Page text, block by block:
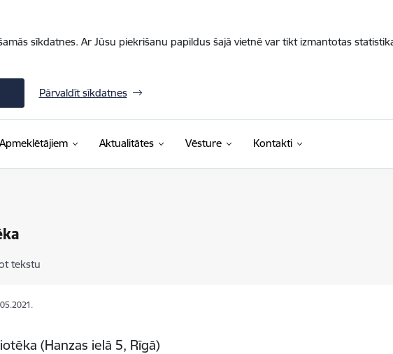
sīkdatnes. Ar Jūsu piekrišanu papildus šajā vietnē var tikt izmantotas
Pārvaldīt sīkdatnes
Apmeklētājiem Aktualitātes Vēsture Kontakti
tekstu
(Hanzas ielā 5, Rīgā)